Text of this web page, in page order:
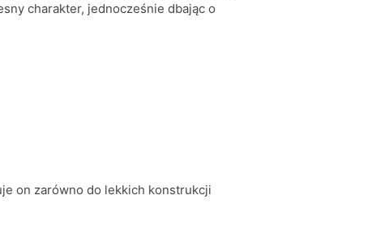
charakter, jednocześnie dbając o
on zarówno do lekkich konstrukcji